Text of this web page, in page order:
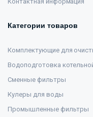
Категории товаров
Комплектующие для
Водоподготовка
Сменные фильтры
Кулеры для воды
Промышленные фильтры